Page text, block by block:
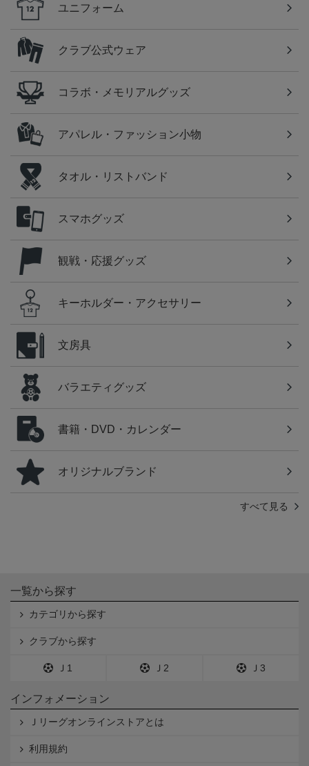
ユニフォーム
クラブ公式ウェア
コラボ・メモリアルグッズ
アパレル・ファッション小物
タオル・リストバンド
スマホグッズ
観戦・応援グッズ
キーホルダー・アクセサリー
文房具
バラエティグッズ
書籍・DVD・カレンダー
オリジナルブランド
すべて見る
一覧から探す
カテゴリから探す
クラブから探す
Ｊ1 Ｊ2 Ｊ3
インフォメーション
Ｊリーグオンラインストアとは
利用規約